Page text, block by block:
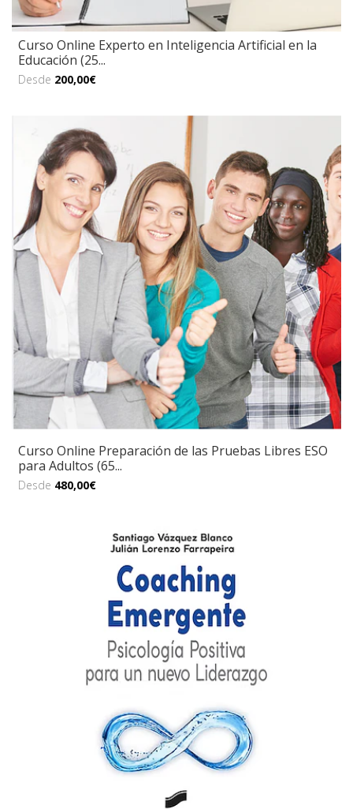
Curso Online Experto en Inteligencia Artificial en la
Educación (25...
Desde 200,00€
Curso Online Preparación de las Pruebas Libres ESO
para Adultos (65...
Desde 480,00€